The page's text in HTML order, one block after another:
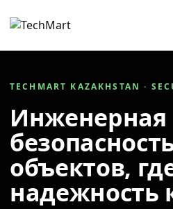
TECHMART KAZAKHSTAN ·
Инженерная
объектов,
надежность